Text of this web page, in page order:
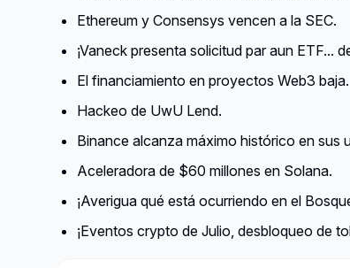
Ethereum y Consensys vencen a la SEC.
¡Vaneck presenta solicitud par aun ETF...
El financiamiento en proyectos Web3 baja.
Hackeo de UwU Lend.
Binance alcanza máximo histórico en sus
Aceleradora de $60 millones en Solana.
¡Averigua qué está ocurriendo en el
¡Eventos crypto de Julio, desbloqueo de